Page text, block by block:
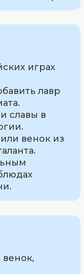
играх
лавр
славы в
венок из
венок,